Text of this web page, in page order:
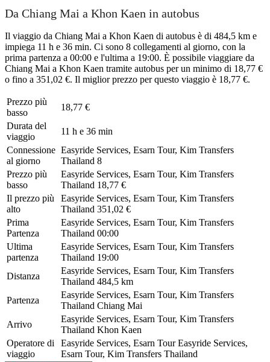
Da Chiang Mai a Khon Kaen in autobus
Il viaggio da Chiang Mai a Khon Kaen di autobus è di 484,5 km e
impiega 11 h e 36 min. Ci sono 8 collegamenti al giorno, con la
prima partenza a 00:00 e l'ultima a 19:00. È possibile viaggiare da
Chiang Mai a Khon Kaen tramite autobus per un minimo di 18,77 €
o fino a 351,02 €. Il miglior prezzo per questo viaggio è 18,77 €.
Prezzo più
basso
18,77 €
Durata del
viaggio
11 h e 36 min
Connessione
al giorno
Easyride Services, Esarn Tour, Kim Transfers
Thailand 8
Prezzo più
basso
Easyride Services, Esarn Tour, Kim Transfers
Thailand 18,77 €
Il prezzo più
alto
Easyride Services, Esarn Tour, Kim Transfers
Thailand 351,02 €
Prima
Partenza
Easyride Services, Esarn Tour, Kim Transfers
Thailand 00:00
Ultima
partenza
Easyride Services, Esarn Tour, Kim Transfers
Thailand 19:00
Distanza
Easyride Services, Esarn Tour, Kim Transfers
Thailand 484,5 km
Partenza
Easyride Services, Esarn Tour, Kim Transfers
Thailand Chiang Mai
Arrivo
Easyride Services, Esarn Tour, Kim Transfers
Thailand Khon Kaen
Operatore di
viaggio
Easyride Services, Esarn Tour Easyride Services,
Esarn Tour, Kim Transfers Thailand
©CARTO , ©OpenStreetMap